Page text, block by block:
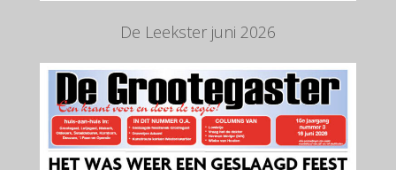
De Leekster juni 2026